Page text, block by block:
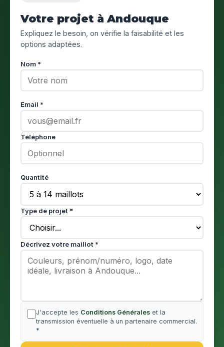
Votre projet à Andouque
Expliquez le besoin, on vérifie la faisabilité et les
options adaptées.
Nom *
Email *
Téléphone
Quantité
Type de projet *
Décrivez votre maillot *
J'accepte les Conditions Générales et la
transmission éventuelle à un partenaire commercial.
*